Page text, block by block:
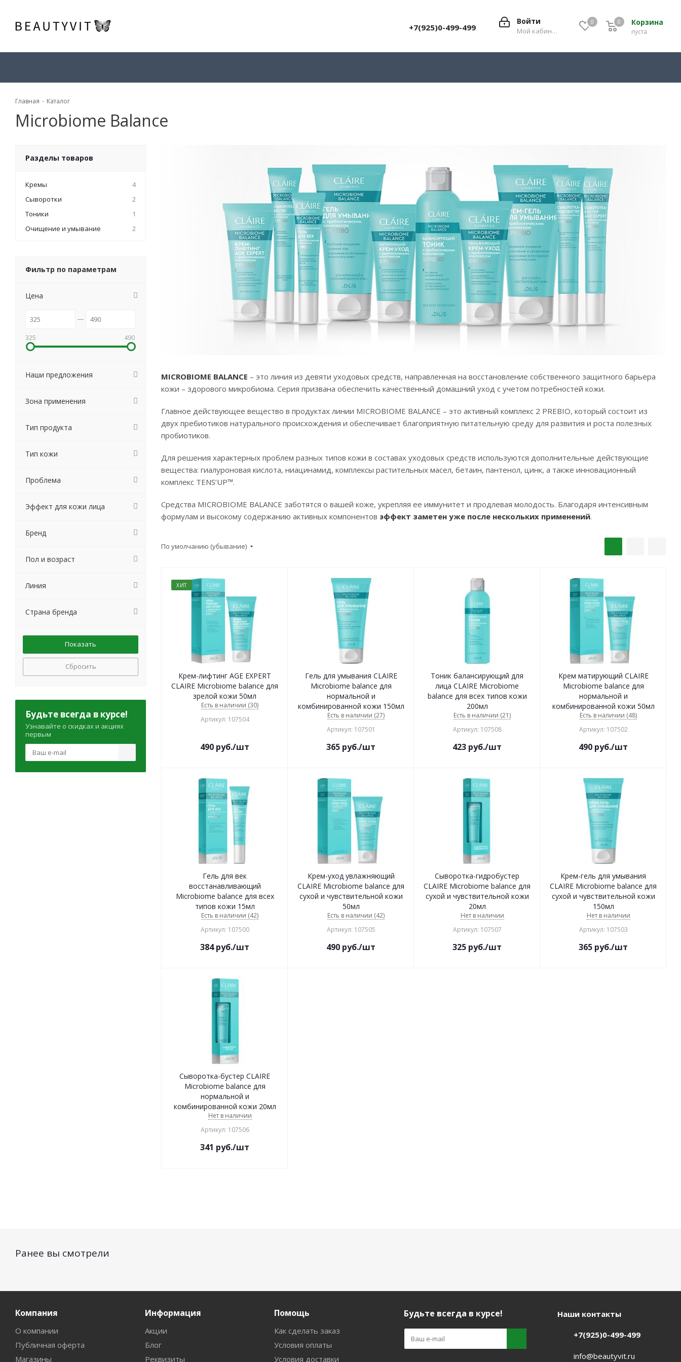
0 Корзина
0
пуста
0
Войти
Мой кабинет
+7(925)0-499-499
Главная - Каталог
Microbiome Balance
MICROBIOME BALANCE – это линия из девяти уходовых средств, направленная на восстановление собственного защитного барьера
кожи – здорового микробиома. Серия призвана обеспечить качественный домашний уход с учетом потребностей кожи.
Главное действующее вещество в продуктах линии MICROBIOME BALANCE – это активный комплекс 2 PREBIO, который состоит из
двух пребиотиков натурального происхождения и обеспечивает благоприятную питательную среду для развития и роста полезных
пробиотиков.
Для решения характерных проблем разных типов кожи в составах уходовых средств используются дополнительные действующие
вещества: гиалуроновая кислота, ниацинамид, комплексы растительных масел, бетаин, пантенол, цинк, а также инновационный
комплекс TENS’UP™.
Средства MICROBIOME BALANCE заботятся о вашей коже, укрепляя ее иммунитет и продлевая молодость. Благодаря интенсивным
формулам и высокому содержанию активных компонентов эффект заметен уже после нескольких применений.
По умолчанию (убывание)
ХИТ
Крем-лифтинг AGE EXPERT
CLAIRE Microbiome balance для
зрелой кожи 50мл
Есть в наличии (30)
Артикул: 107504
490 руб./шт
Гель для умывания CLAIRE
Microbiome balance для
нормальной и
комбинированной кожи 150мл
Есть в наличии (27)
Артикул: 107501
365 руб./шт
Тоник балансирующий для
лица CLAIRE Microbiome
balance для всех типов кожи
200мл
Есть в наличии (21)
Артикул: 107508
423 руб./шт
Крем матирующий CLAIRE
Microbiome balance для
нормальной и
комбинированной кожи 50мл
Есть в наличии (48)
Артикул: 107502
490 руб./шт
Гель для век
восстанавливающий
Microbiome balance для всех
типов кожи 15мл
Есть в наличии (42)
Артикул: 107500
384руб./шт
Крем-уход увлажняющий
CLAIRE Microbiome balance для
сухой и чувствительной кожи
50мл
Есть в наличии (42)
Артикул: 107505
490 руб./шт
Сыворотка-гидробустер
CLAIRE Microbiome balance для
сухой и чувствительной кожи
20мл
Нет в наличии
Артикул: 107507
325 руб./шт
Крем-гель для умывания
CLAIRE Microbiome balance для
сухой и чувствительной кожи
150мл
Нет в наличии
Артикул: 107503
365 руб./шт
Сыворотка-бустер CLAIRE
Microbiome balance для
нормальной и
комбинированной кожи 20мл
Нет в наличии
Артикул: 107506
341 руб./шт
Разделы товаров
Кремы
4
Сыворотки
2
Тоники
1
Очищение и умывание
2
Фильтр по параметрам
Цена
325 490
Наши предложения
Зона применения
Тип продукта
Тип кожи
Проблема
Эффект для кожи лица
Бренд
Пол и возраст
Линия
Страна бренда
Сбросить
Будьте всегда в курсе!
Узнавайте о скидках и акциях
первым
Ранее вы смотрели
Компания
О компании
Публичная оферта
Магазины
Информация
Акции
Блог
Реквизиты
Помощь
Как сделать заказ
Условия оплаты
Условия доставки
Будьте всегда в курсе! Наши контакты
+7(925)0-499-499
info@beautyvit.ru